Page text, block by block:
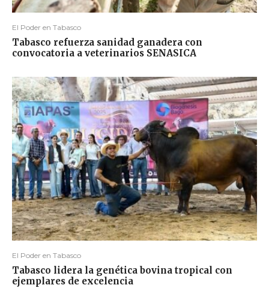
El Poder en Tabasco
Tabasco refuerza sanidad ganadera con
convocatoria a veterinarios SENASICA
El Poder en Tabasco
Tabasco lidera la genética bovina tropical con
ejemplares de excelencia